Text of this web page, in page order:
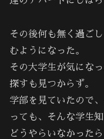
その後何も無く過ご
むようになった。
その大学生が気にな
探すも見つからず。
学部を見ていたので
っても、そんな学生
どうやらいなかったら